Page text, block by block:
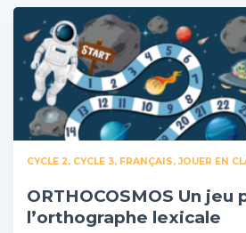
CYCLE 2 CYCLE 3 FRANÇAIS JOUER EN
ORTHOCOSMOS Un
l’orthographe lexicale